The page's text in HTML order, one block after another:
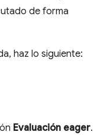
de forma
haz lo siguiente:
Evaluación eager.